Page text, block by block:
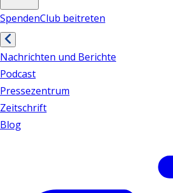
SpendenClub beitreten
Nachrichten und Berichte
Podcast
Pressezentrum
Zeitschrift
Blog